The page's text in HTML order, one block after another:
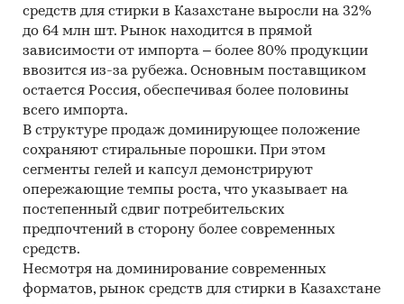
средств для стирки в Казахстане выросли на 32%
до 64 млн шт. Рынок находится в прямой
зависимости от импорта – более 80% продукции
ввозится из-за рубежа. Основным поставщиком
остается Россия, обеспечивая более половины
всего импорта.
В структуре продаж доминирующее положение
сохраняют стиральные порошки. При этом
сегменты гелей и капсул демонстрируют
опережающие темпы роста, что указывает на
постепенный сдвиг потребительских
предпочтений в сторону более современных
средств.
Несмотря на доминирование современных
форматов, рынок средств для стирки в Казахстане